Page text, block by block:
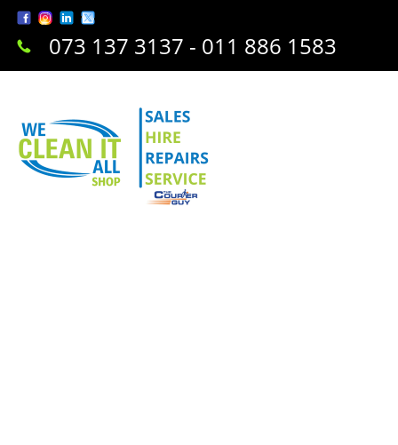
073 137 3137 - 011 886 1583